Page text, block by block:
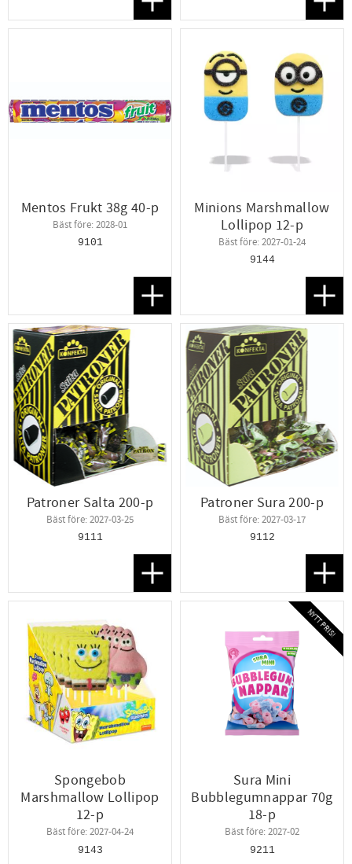
Lägg till i favoriter
Mentos Frukt 38g 40-p
Bäst före: 2028-01
9101
Lägg till i favoriter
Minions Marshmallow
Lollipop 12-p
Bäst före: 2027-01-24
9144
Patroner Salta 200-p
Bäst före: 2027-03-25
9111
Lägg till i favoriter
Patroner Sura 200-p
Bäst före: 2027-03-17
9112
Spongebob
Marshmallow Lollipop
12-p
Bäst före: 2027-04-24
9143
Sura Mini
Bubblegumnappar 70g
18-p
Bäst före: 2027-02
9211
NYTT PRIS!